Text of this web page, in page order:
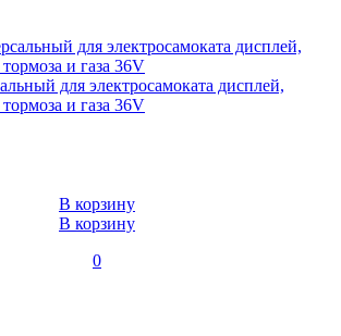
для электросамоката дисплей,
и газа 36V
В корзину
В корзину
0